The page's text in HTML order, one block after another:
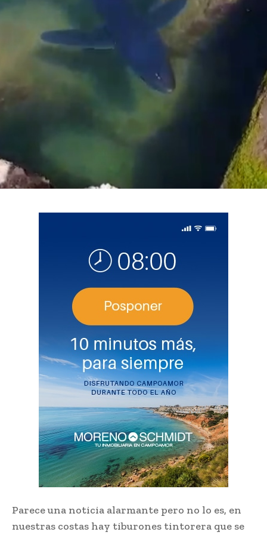
Parece una noticia alarmante pero no lo es, en
nuestras costas hay tiburones tintorera que se